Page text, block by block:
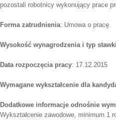
pozostali robotnicy wykonujący prace
Forma zatrudnienia: Umowa o pracę
Wysokość wynagrodzenia i typ stawki
Data rozpoczęcia pracy: 17.12.2015
Wymagane wykształcenie dla
Dodatkowe informacje odnośnie
Wykształcenie zawodowe, minimum 1